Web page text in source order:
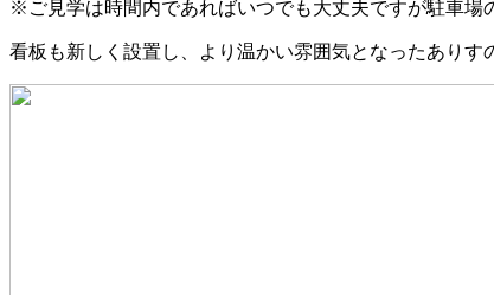
※ご見学は時間内であればいつでも大丈夫ですが駐車場
看板も新しく設置し、より温かい雰囲気となったありす